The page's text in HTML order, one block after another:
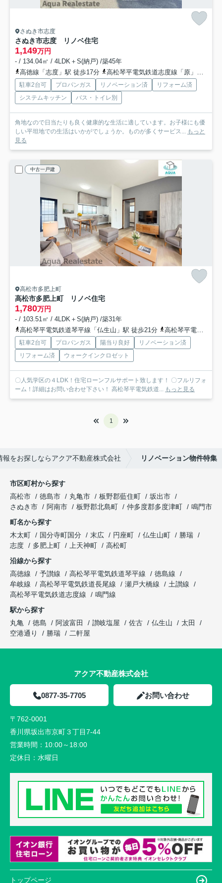
さぬき市志度
さぬき市志度 リノベ住宅
1,149万円
- / 134.04㎡ / 4LDK＋S(納戸) /築45年
高徳線「志度」駅 徒歩17分
高松琴平電気鉄道志度線「原」駅 徒歩28分
駐車2台可 プロパンガス リノベーション済
リフォーム済
システムキッチン
バス・トイレ別
角地なので日当たりも良く健康的な生活に適しています。お子様にも優
しい平坦地での生活はいかがでしょうか。ものが多くサービス... もっと
見る
中古一戸建
高松市多肥上町
高松市多肥上町 リノベ住宅
1,780万円
- / 103.51㎡ / 4LDK＋S(納戸) /築31年
高松琴平電気鉄道琴平線「仏生山」駅 徒歩21分
高松琴平電気鉄道琴平線「太田」駅 徒歩32分
駐車2台可 プロパンガス 陽当り良好
リノベーション済
リフォーム済
ウォークインクロゼット
〇人気学区の４LDK！住宅ローンフルサポート致します！ 〇フルリフォ
ーム！詳細はお問い合わせ下さい！ 高松琴平電気鉄道... もっと見る
1
報をお探しならアクア不動産株式会社 リノベーション物件特集
市区町村から探す
高松市
徳島市 丸亀市 板野郡藍住町
坂出市
さぬき市
阿南市 板野郡北島町 仲多度郡多度津町
鳴門市
町名から探す
木太町
国分寺町国分 末広 円座町 仏生山町
勝瑞
志度
多肥上町 上天神町
高松町
沿線から探す
高徳線
予讃線 高松琴平電気鉄道琴平線
徳島線
牟岐線
高松琴平電気鉄道長尾線 瀬戸大橋線
土讃線
高松琴平電気鉄道志度線
鳴門線
駅から探す
丸亀
徳島 阿波富田 讃岐塩屋 佐古 仏生山
太田
空港通り
勝瑞 二軒屋
アクア不動産株式会社
0877-35-7705 お問い合わせ
〒762-0001
香川県坂出市京町３丁目7-44
営業時間： 10:00～18:00
定休日： 水曜日
トップページ